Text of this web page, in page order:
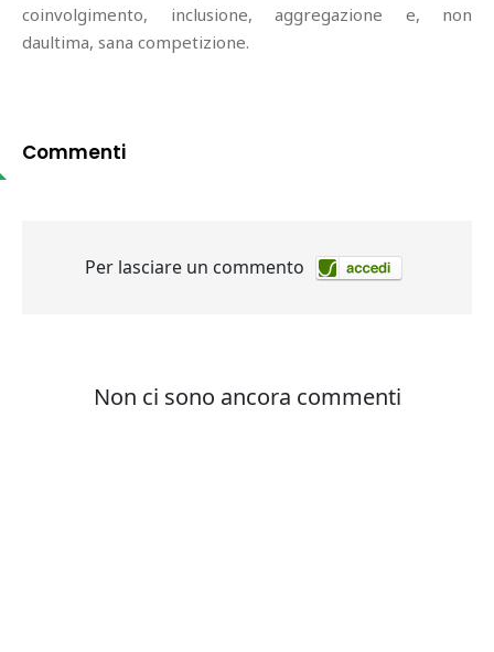
coinvolgimento, inclusione, aggregazione e, non
daultima, sana competizione.
Commenti